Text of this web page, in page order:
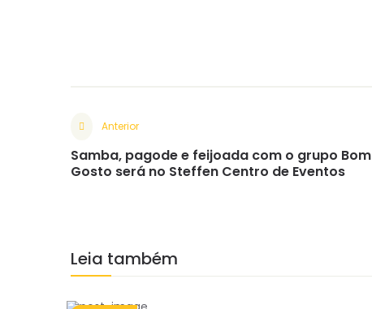
Anterior
Samba, pagode e feijoada com o grupo Bom
Gosto será no Steffen Centro de Eventos
Leia também